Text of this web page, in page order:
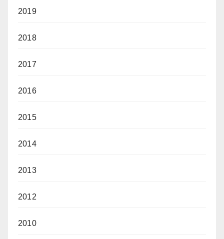
2019
2018
2017
2016
2015
2014
2013
2012
2010